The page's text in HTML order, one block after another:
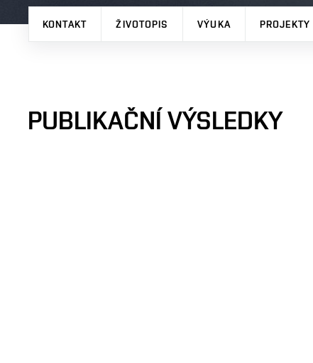
KONTAKT ŽIVOTOPIS VÝUKA PROJEKTY
PUBLIKAČNÍ VÝSLEDKY